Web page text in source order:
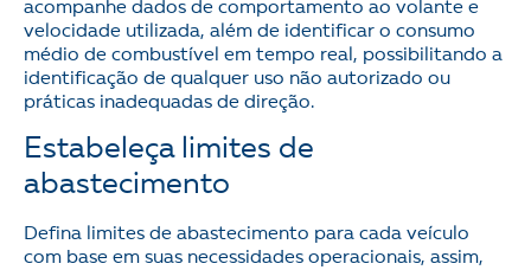
acompanhe dados de comportamento ao volante e
velocidade utilizada, além de identificar o consumo
médio de combustível em tempo real, possibilitando a
identificação de qualquer uso não autorizado ou
práticas inadequadas de direção.
Estabeleça limites de
abastecimento
Defina limites de abastecimento para cada veículo
com base em suas necessidades operacionais, assim,